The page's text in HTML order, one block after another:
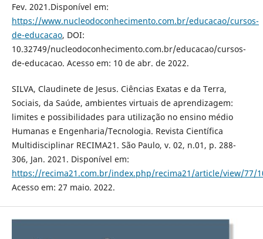
Fev. 2021.Disponível em:
https://www.nucleodoconhecimento.com.br/educacao/cursos-
de-educacao, DOI:
10.32749/nucleodoconhecimento.com.br/educacao/cursos-
de-educacao. Acesso em: 10 de abr. de 2022.
SILVA, Claudinete de Jesus. Ciências Exatas e da Terra,
Sociais, da Saúde, ambientes virtuais de aprendizagem:
limites e possibilidades para utilização no ensino médio
Humanas e Engenharia/Tecnologia. Revista Científica
Multidisciplinar RECIMA21. São Paulo, v. 02, n.01, p. 288-
306, Jan. 2021. Disponível em:
https://recima21.com.br/index.php/recima21/article/view/77/
Acesso em: 27 maio. 2022.